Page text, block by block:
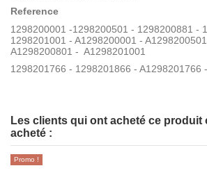
Reference
1298200001 -1298200501 - 1298200881 -
1298201001 - A1298200001 -
A1298200801 - A1298201001
1298201766 - 1298201866 - A1298201766
Les clients qui ont acheté ce produit
acheté :
Promo !